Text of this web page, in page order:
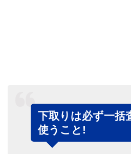
下取りは必ず一括
使うこと!